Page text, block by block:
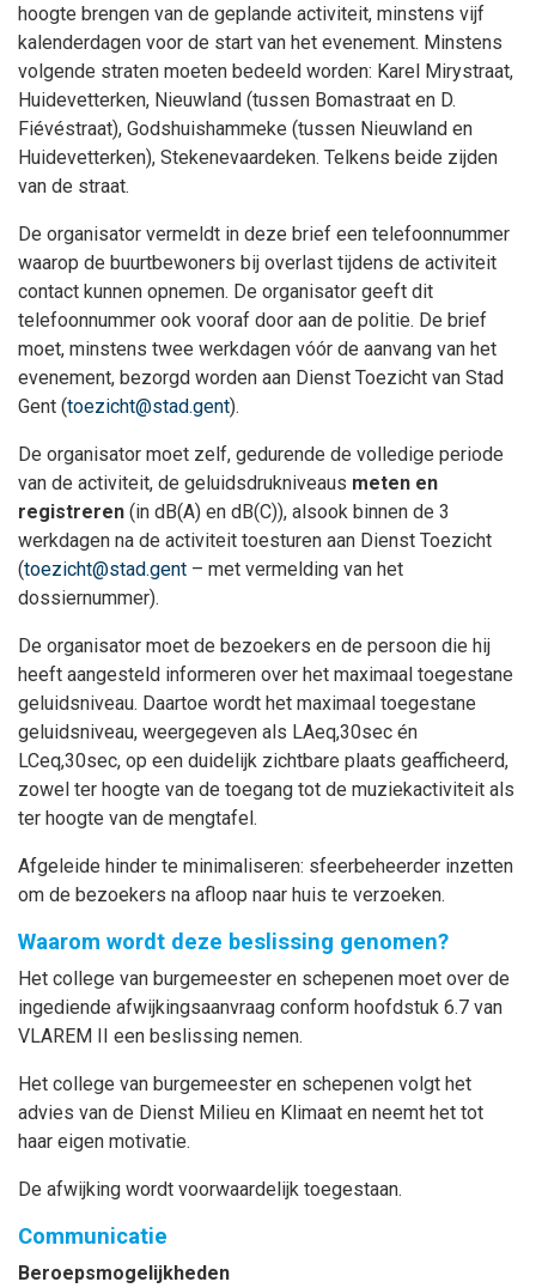
hoogte brengen van de geplande activiteit, minstens vijf
kalenderdagen voor de start van het evenement. Minstens
volgende straten moeten bedeeld worden: Karel Mirystraat,
Huidevetterken, Nieuwland (tussen Bomastraat en D.
Fiévéstraat), Godshuishammeke (tussen Nieuwland en
Huidevetterken), Stekenevaardeken. Telkens beide zijden
van de straat.
De organisator vermeldt in deze brief een telefoonnummer
waarop de buurtbewoners bij overlast tijdens de activiteit
contact kunnen opnemen. De organisator geeft dit
telefoonnummer ook vooraf door aan de politie. De brief
moet, minstens twee werkdagen vóór de aanvang van het
evenement, bezorgd worden aan Dienst Toezicht van Stad
Gent (toezicht@stad.gent).
De organisator moet zelf, gedurende de volledige periode
van de activiteit, de geluidsdrukniveaus meten en
registreren (in dB(A) en dB(C)), alsook binnen de 3
werkdagen na de activiteit toesturen aan Dienst Toezicht
(toezicht@stad.gent – met vermelding van het
dossiernummer).
De organisator moet de bezoekers en de persoon die hij
heeft aangesteld informeren over het maximaal toegestane
geluidsniveau. Daartoe wordt het maximaal toegestane
geluidsniveau, weergegeven als LAeq,30sec én
LCeq,30sec, op een duidelijk zichtbare plaats geafficheerd,
zowel ter hoogte van de toegang tot de muziekactiviteit als
ter hoogte van de mengtafel.
Afgeleide hinder te minimaliseren: sfeerbeheerder inzetten
om de bezoekers na afloop naar huis te verzoeken.
Waarom wordt deze beslissing genomen?
Het college van burgemeester en schepenen moet over de
ingediende afwijkingsaanvraag conform hoofdstuk 6.7 van
VLAREM II een beslissing nemen.
Het college van burgemeester en schepenen volgt het
advies van de Dienst Milieu en Klimaat en neemt het tot
haar eigen motivatie.
De afwijking wordt voorwaardelijk toegestaan.
Communicatie
Beroepsmogelijkheden